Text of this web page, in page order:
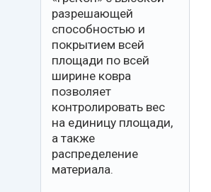
разрешающей
способностью и
покрытием всей
площади по всей
ширине ковра
позволяет
контролировать вес
на единицу площади,
а также
распределение
материала.